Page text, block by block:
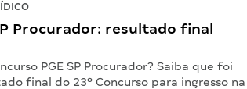
Procurador: resultado final
PGE SP Procurador? Saiba que foi
final do 23º Concurso para ingresso na